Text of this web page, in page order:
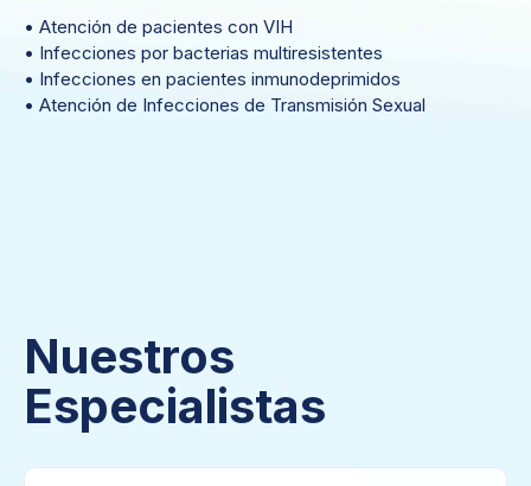
• Atención de pacientes con VIH
• Infecciones por bacterias multiresistentes
• Infecciones en pacientes inmunodeprimidos
• Atención de Infecciones de Transmisión Sexual
Nuestros
Especialistas